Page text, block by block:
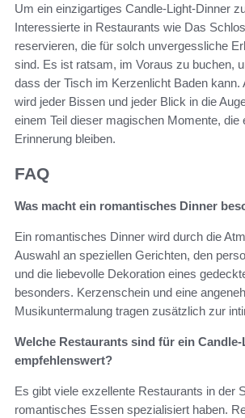
Um ein einzigartiges Candle-Light-Dinner
Interessierte in Restaurants wie Das
reservieren, die für solch unvergessliche
sind. Es ist ratsam, im Voraus zu buchen,
dass der Tisch im Kerzenlicht Baden kann.
wird jeder Bissen und jeder Blick in die
einem Teil dieser magischen Momente, die
Erinnerung bleiben.
FAQ
Was macht ein romantisches Dinner
Ein romantisches Dinner wird durch die
Auswahl an speziellen Gerichten, den
und die liebevolle Dekoration eines
besonders. Kerzenschein und eine
Musikuntermalung tragen zusätzlich zur
Welche Restaurants sind für ein
empfehlenswert?
Es gibt viele exzellente Restaurants in der
romantisches Essen spezialisiert haben.